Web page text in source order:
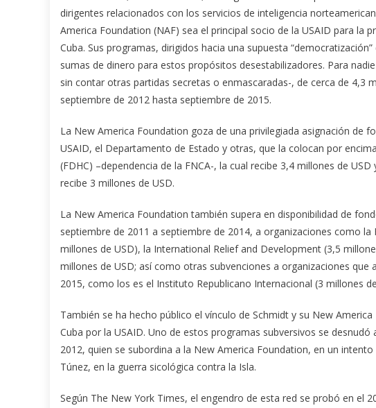
dirigentes relacionados con los servicios de inteligencia
America Foundation (NAF) sea el principal socio de la USAID para
Cuba. Sus programas, dirigidos hacia una supuesta
sumas de dinero para estos propósitos desestabilizadores. Para
sin contar otras partidas secretas o enmascaradas-, de cerca de 4,3
septiembre de 2012 hasta septiembre de 2015.
La New America Foundation goza de una privilegiada asignación de
USAID, el Departamento de Estado y otras, que la colocan por
(FDHC) –dependencia de la FNCA-, la cual recibe 3,4 millones de
recibe 3 millones de USD.
La New America Foundation también supera en disponibilidad de
septiembre de 2011 a septiembre de 2014, a organizaciones como
millones de USD), la International Relief and Development (3,5
millones de USD; así como otras subvenciones a organizaciones
2015, como los es el Instituto Republicano Internacional (3 millones
También se ha hecho público el vínculo de Schmidt y su New
Cuba por la USAID. Uno de estos programas subversivos se
2012, quien se subordina a la New America Foundation, en un
Túnez, en la guerra sicológica contra la Isla.
Según The New York Times, el engendro de esta red se probó en el